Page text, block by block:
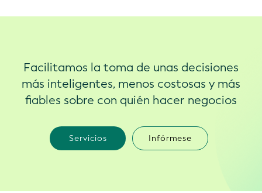
Facilitamos la toma de unas decisiones
más inteligentes, menos costosas y más
fiables sobre con quién hacer negocios
Servicios Infórmese